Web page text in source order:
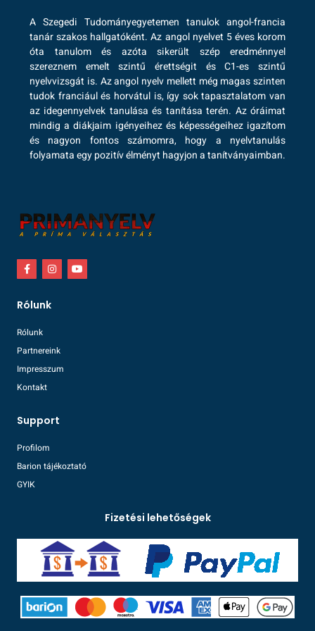
A Szegedi Tudományegyetemen tanulok angol-francia
tanár szakos hallgatóként. Az angol nyelvet 5 éves korom
óta tanulom és azóta sikerült szép eredménnyel
szereznem emelt szintű érettségit és C1-es szintű
nyelvvizsgát is. Az angol nyelv mellett még magas szinten
tudok franciául és horvátul is, így sok tapasztalatom van
az idegennyelvek tanulása és tanítása terén. Az óráimat
mindig a diákjaim igényeihez és képességeihez igazítom
és nagyon fontos számomra, hogy a nyelvtanulás
folyamata egy pozitív élményt hagyjon a tanítványaimban.
Rólunk
Rólunk
Partnereink
Impresszum
Kontakt
Support
Profilom
Barion tájékoztató
GYIK
Fizetési lehetőségek